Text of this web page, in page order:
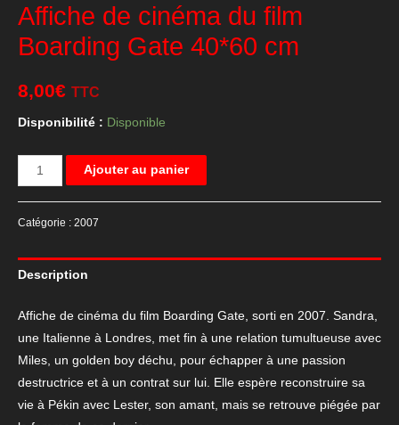
Affiche de cinéma du film
Boarding Gate 40*60 cm
8,00€ TTC
Disponibilité : Disponible
quantité
de
cinéma
du
Boarding
Gate
40*60
cm
Ajouter au panier
Catégorie : 2007
Description
Affiche de cinéma du film Boarding Gate, sorti en 2007. Sandra,
une Italienne à Londres, met fin à une relation tumultueuse avec
Miles, un golden boy déchu, pour échapper à une passion
destructrice et à un contrat sur lui. Elle espère reconstruire sa
vie à Pékin avec Lester, son amant, mais se retrouve piégée par